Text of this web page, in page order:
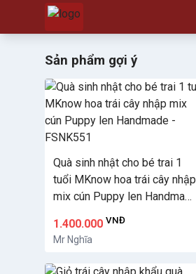
Sản phẩm gợi ý
Quà sinh nhật cho bé trai 1
tuổi MKnow hoa trái cây nhập
mix cún Puppy len Handmade
1.400.000 VNĐ
Mr Nghĩa